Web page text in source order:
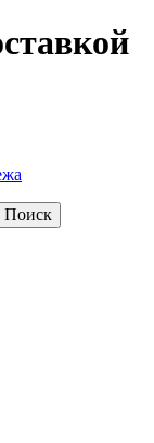
Поиск